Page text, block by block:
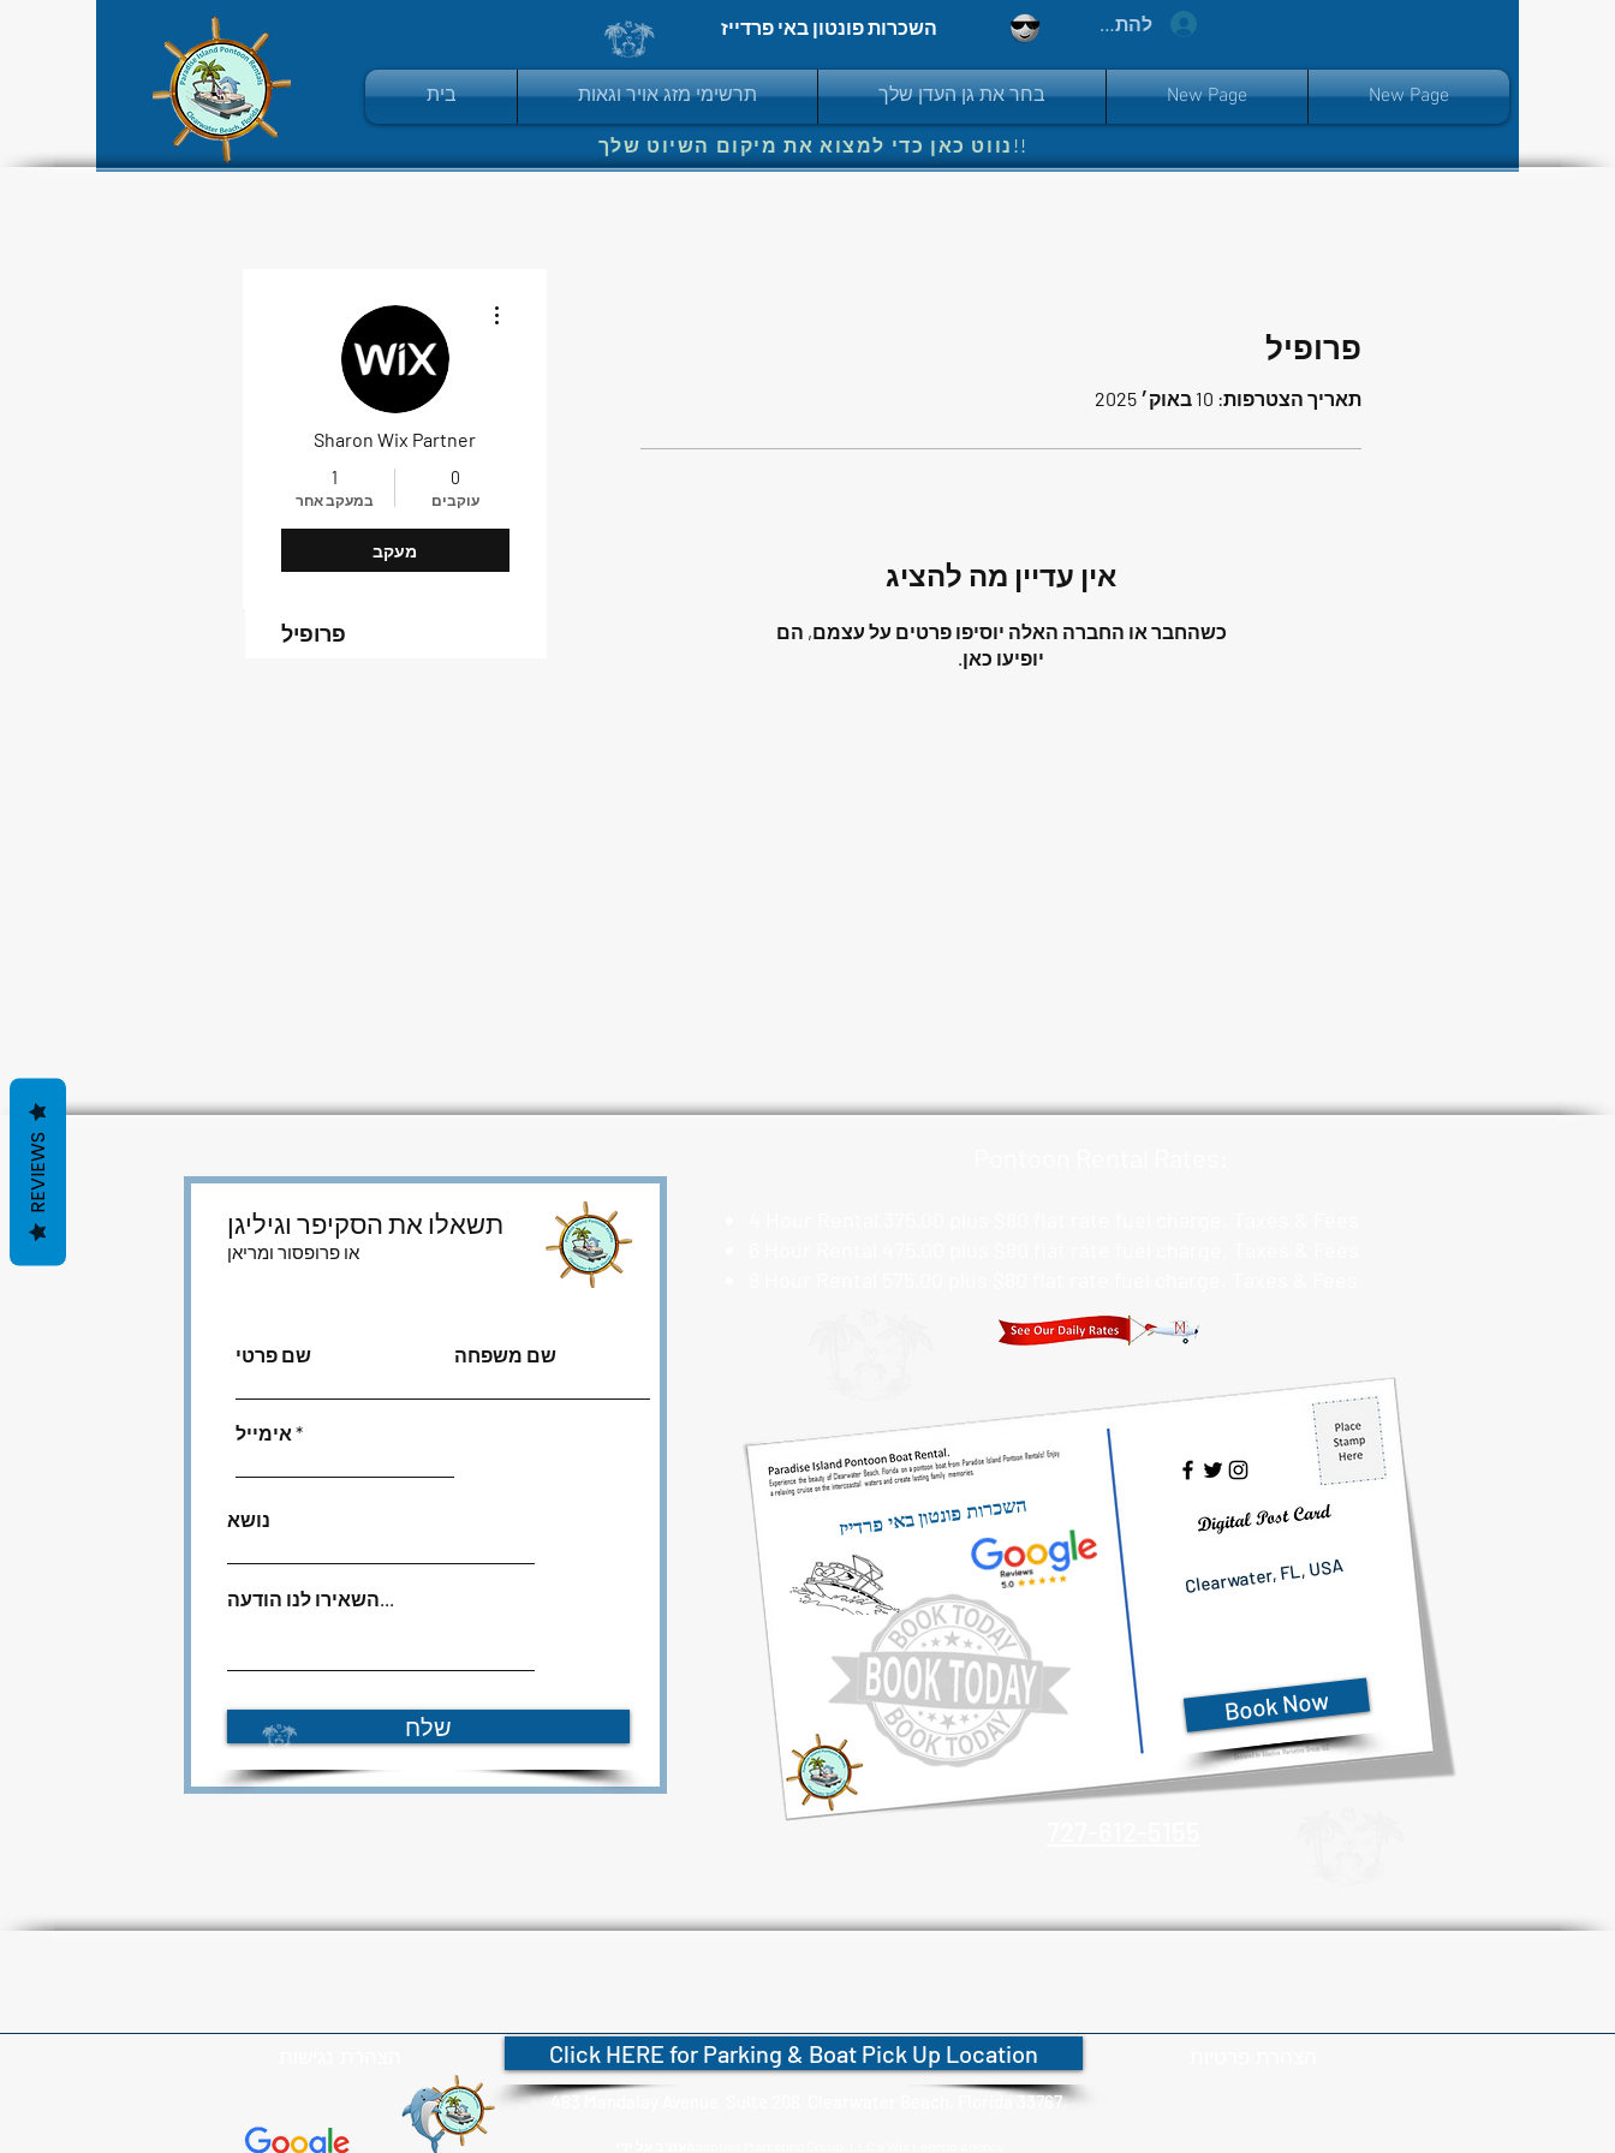
השכרות פונטון באי פרדייז
נווט כאן כדי למצוא את מיקום השיוט שלך!!
בית תרשימי מזג אויר וגאות בחר את גן העדן שלך New Page New Page
להתחברות
פרופיל
תאריך הצטרפות: 10 באוק׳ 2025
אין עדיין מה להציג
כשהחבר או החברה האלה יוסיפו פרטים על עצמם, הם
יופיעו כאן.
Sharon Wix Partner
0
עוקבים
1
במעקב אחר
מעקב
פרופיל
תשאלו את הסקיפר וגיליגן
או פרופסור ומריאן
שם פרטי שם משפחה
אימייל
נושא
השאירו לנו הודעה...
שלח
השכרות פונטון באי פרדייז
Clearwater, FL, USA
Book Now
Click HERE for Parking & Boat Pick Up Location
483 Mandalay Avenue Suite 208 Clearwater Beach, Florida 33767
REVIEWS